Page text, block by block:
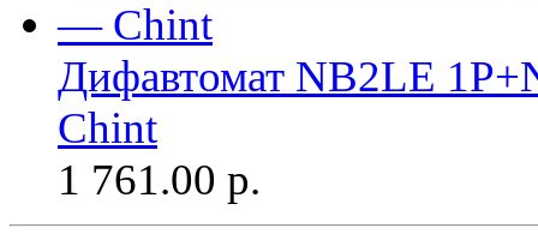
Дифавтомат NB2LE
Chint
1 761.00 р.